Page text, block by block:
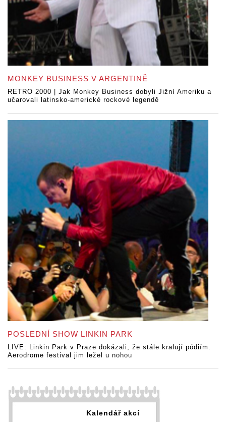
MONKEY BUSINESS V ARGENTINĚ
RETRO 2000 | Jak Monkey Business dobyli Jižní Ameriku a
učarovali latinsko-americké rockové legendě
POSLEDNÍ SHOW LINKIN PARK
LIVE: Linkin Park v Praze dokázali, že stále kralují pódiím.
Aerodrome festival jim ležel u nohou
Kalendář akcí